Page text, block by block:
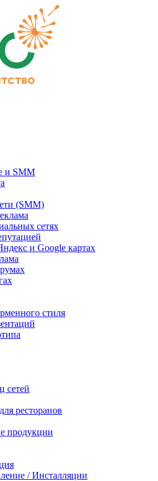
и SMM
(SMM)
сетях
и Google картах
стиля
сетей
ресторанов
продукции
/ Инсталляции